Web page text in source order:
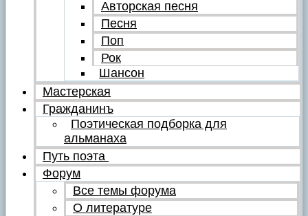
Авторская песня
Песня
Поп
Рок
Шансон
Мастерская
Гражданинъ
Поэтическая подборка для
альманаха
Путь поэта
Форум
Все темы форума
О литературе